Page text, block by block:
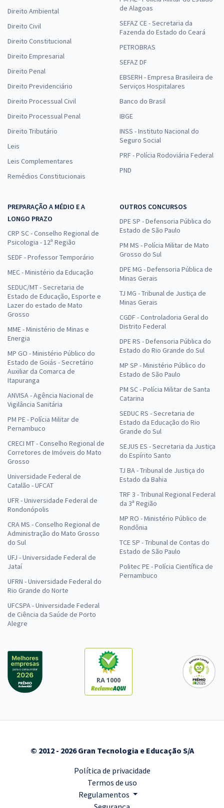
Direito Ambiental
Direito Civil
Direito Constitucional
Direito Empresarial
Direito Penal
Direito Previdenciário
Direito Processual Civil
Direito Processual Penal
Direito Tributário
Leis
Leis Complementares
Remédios Constitucionais
de Alagoas
SEFAZ CE - Secretaria da
Fazenda do Estado do Ceará
PETROBRAS
SEFAZ DF
EBSERH - Empresa Brasileira de
Serviços Hospitalares
Banco do Brasil
IBGE
INSS - Instituto Nacional do
Seguro Social
PRF - Polícia Rodoviária Federal
PND
PREPARAÇÃO A MÉDIO E A
LONGO PRAZO
CRP SC - Conselho Regional de
Psicologia - 12ª Região
SEDF - Professor Temporário
MEC - Ministério da Educação
SEDUC/MT - Secretaria de
Estado de Educação, Esporte e
Lazer do estado de Mato
Grosso
MME - Ministério de Minas e
Energia
MP GO - Ministério Público do
Estado de Goiás - Secretário
Auxiliar da Comarca de
Itapuranga
ANVISA - Agência Nacional de
Vigilância Sanitária
PM PE - Polícia Militar de
Pernambuco
CRECI MT - Conselho Regional de
Corretores de Imóveis do Mato
Grosso
Universidade Federal de
Catalão - UFCAT
UFR - Universidade Federal de
Rondonópolis
CRA MS - Conselho Regional de
Administração do Mato Grosso
do Sul
UFJ - Universidade Federal de
Jataí
UFRN - Universidade Federal do
Rio Grande do Norte
UFCSPA - Universidade Federal
de Ciência da Saúde de Porto
Alegre
OUTROS CONCURSOS
DPE SP - Defensoria Pública do
Estado de São Paulo
PM MS - Polícia Militar de Mato
Grosso do Sul
DPE MG - Defensoria Pública de
Minas Gerais
TJ MG - Tribunal de Justiça de
Minas Gerais
CGDF - Controladoria Geral do
Distrito Federal
DPE RS - Defensoria Pública do
Estado do Rio Grande do Sul
MP SP - Ministério Público do
Estado de São Paulo
PM SC - Polícia Militar de Santa
Catarina
SEDUC RS - Secretaria de
Estado da Educação do Rio
Grande do Sul
SEJUS ES - Secretaria da Justiça
do Espírito Santo
TJ BA - Tribunal de Justiça do
Estado da Bahia
TRF 3 - Tribunal Regional Federal
da 3ª Região
MP RO - Ministério Público de
Rondônia
TCE SP - Tribunal de Contas do
Estado de São Paulo
Politec PE - Polícia Científica de
Pernambuco
RA 1000
© 2012 - 2026 Gran Tecnologia e Educação S/A
Política de privacidade
Termos de uso
Regulamentos